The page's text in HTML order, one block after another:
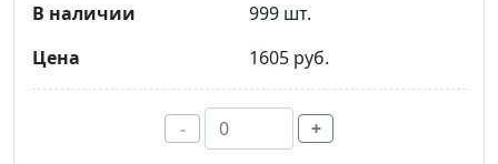
999 шт.
1605 руб.
- +